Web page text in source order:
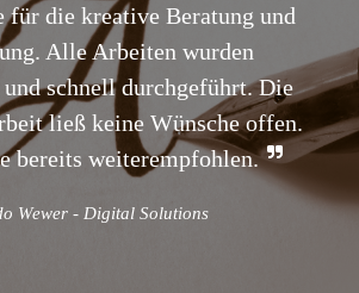
für die kreative Beratung und
Alle Arbeiten wurden
schnell durchgeführt. Die
ließ keine Wünsche offen.
bereits weiterempfohlen.
Wewer - Digital Solutions